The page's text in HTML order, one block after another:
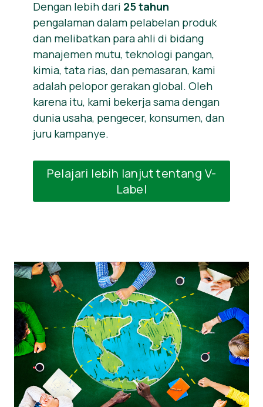
Dengan lebih dari 25 tahun
pengalaman dalam pelabelan produk
dan melibatkan para ahli di bidang
manajemen mutu, teknologi pangan,
kimia, tata rias, dan pemasaran, kami
adalah pelopor gerakan global. Oleh
karena itu, kami bekerja sama dengan
dunia usaha, pengecer, konsumen, dan
juru kampanye.
Pelajari lebih lanjut tentang V-
Label